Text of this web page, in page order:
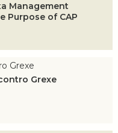
Management
Purpose of CAP
Grexe
Grexe